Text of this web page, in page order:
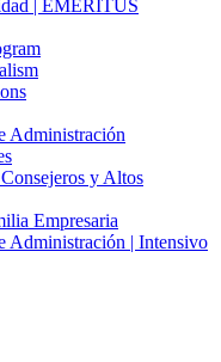
| EMERITUS
Administración
y Altos
Empresaria
Administración | Intensivo